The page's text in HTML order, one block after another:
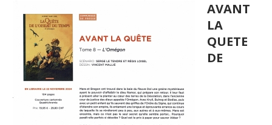
AVANT
LA
QUETE
DE